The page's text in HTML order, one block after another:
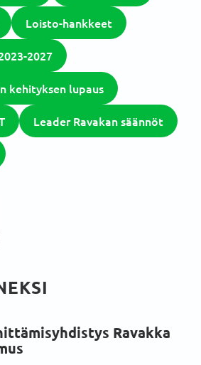
Loisto-hankkeet
2027
kehityksen lupaus
Leader Ravakan säännöt
Ravakka